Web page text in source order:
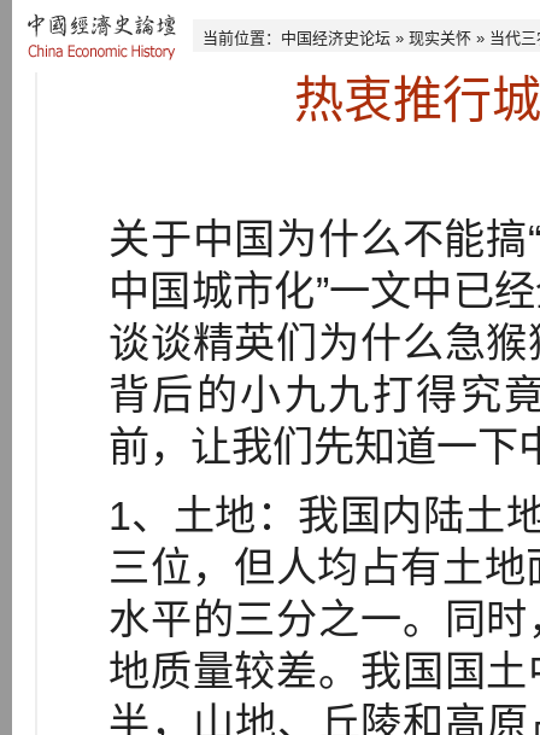
当前位置： 中国经济史论坛 » 现实关怀 » 当代三
热衷推行
关于中国为什么不能搞
中国城市化”一文中已
谈谈精英们为什么急
背后的小九九打得究
前，让我们先知道一下
1、土地：我国内陆土
三位，但人均占有土
水平的三分之一。同
地质量较差。我国国
半，山地、丘陵和高